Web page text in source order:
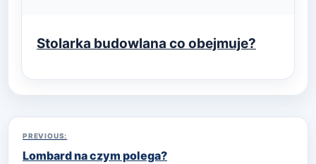
Stolarka budowlana co obejmuje?
Nawigacja
wpisu
PREVIOUS:
Lombard na czym polega?